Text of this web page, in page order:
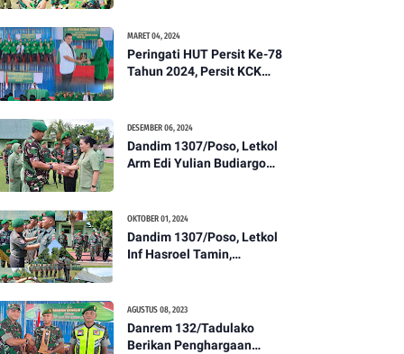
MARET 04, 2024
Peringati HUT Persit Ke-78
Tahun 2024, Persit KCK
Kesehatan Tentang
Pencegahan DBD
DESEMBER 06, 2024
Dandim 1307/Poso, Letkol
Arm Edi Yulian Budiargo
1307/Poso
OKTOBER 01, 2024
Dandim 1307/Poso, Letkol
Inf Hasroel Tamin,
Kenaikan Pangkat Personel
Kodim 1307/Poso
AGUSTUS 08, 2023
Danrem 132/Tadulako
Berikan Penghargaan